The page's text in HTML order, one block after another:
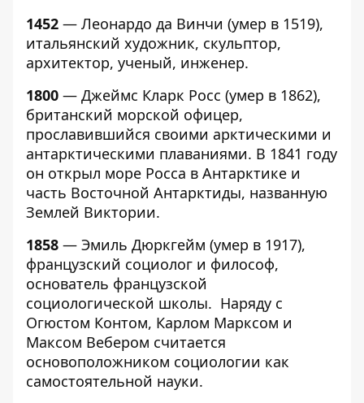
1452 — Леонардо да Винчи (умер в 1519),
итальянский художник, скульптор,
архитектор, ученый, инженер.
1800 — Джеймс Кларк Росс (умер в 1862),
британский морской офицер,
прославившийся своими арктическими и
антарктическими плаваниями. В 1841 году
он открыл море Росса в Антарктике и
часть Восточной Антарктиды, названную
Землей Виктории.
1858 — Эмиль Дюркгейм (умер в 1917),
французский социолог и философ,
основатель французской
социологической школы. Наряду с
Огюстом Контом, Карлом Марксом и
Максом Вебером считается
основоположником социологии как
самостоятельной науки.